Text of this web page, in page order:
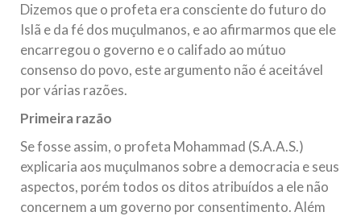
Dizemos que o profeta era consciente do futuro do
Islã e da fé dos muçulmanos, e ao afirmarmos que ele
encarregou o governo e o califado ao mútuo
consenso do povo, este argumento não é aceitável
por várias razões.
Primeira razão
Se fosse assim, o profeta Mohammad (S.A.A.S.)
explicaria aos muçulmanos sobre a democracia e seus
aspectos, porém todos os ditos atribuídos a ele não
concernem a um governo por consentimento. Além